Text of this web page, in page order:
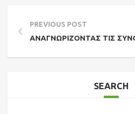
PREVIOUS POST
ΑΝΑΓΝΩΡΊΖΟΝΤΑΣ ΤΙΣ
SEARCH